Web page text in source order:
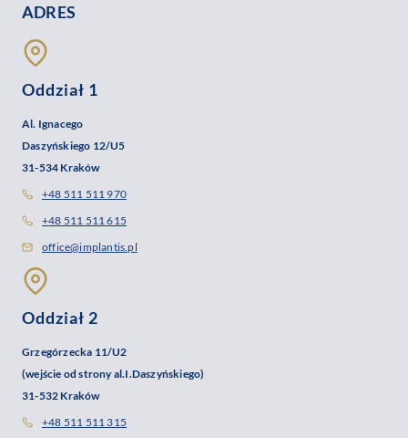
ADRES
Oddział 1
Al. Ignacego
Daszyńskiego 12/U5
31-534 Kraków
+48 511 511 970
+48 511 511 615
office@implantis.pl
Oddział 2
Grzegórzecka 11/U2
(wejście od strony al.I.Daszyńskiego)
31-532 Kraków
+48 511 511 315